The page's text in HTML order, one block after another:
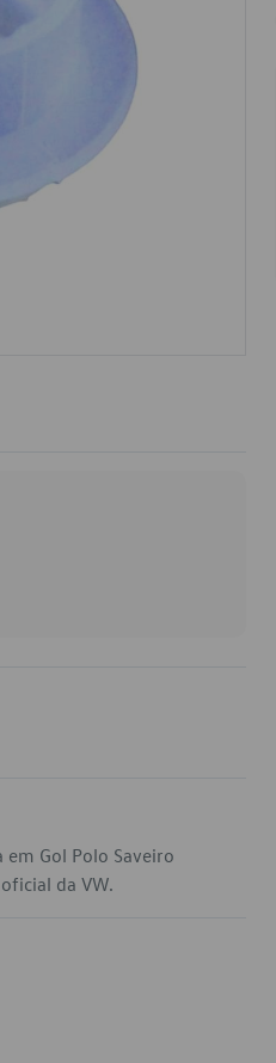
Gol Polo Saveiro
da VW.